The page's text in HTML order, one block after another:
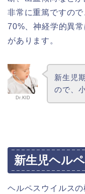
非常に重篤ですの
70%、神経学的異
があります。
Dr.KID
新生児
ので、
新生児ヘル
ヘルペスウイルスの